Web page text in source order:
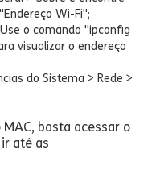
Wi-Fi";
o comando "ipconfig
visualizar o endereço
do Sistema > Rede >
basta acessar o
até as